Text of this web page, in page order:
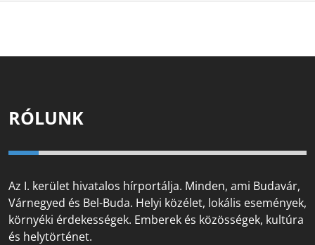
RÓLUNK
Az I. kerület hivatalos hírportálja. Minden, ami Budavár,
Várnegyed és Bel-Buda. Helyi közélet, lokális események,
környéki érdekességek. Emberek és közösségek, kultúra
és helytörténet.